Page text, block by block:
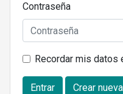
Contraseña
Recordar mis datos
Entrar Crear